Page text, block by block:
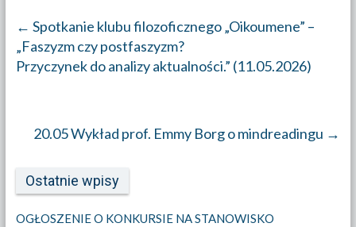
← Spotkanie klubu filozoficznego „Oikoumene” –
„Faszyzm czy postfaszyzm?
Przyczynek do analizy aktualności.” (11.05.2026)
20.05 Wykład prof. Emmy Borg o mindreadingu →
Ostatnie wpisy
OGŁOSZENIE O KONKURSIE NA STANOWISKO